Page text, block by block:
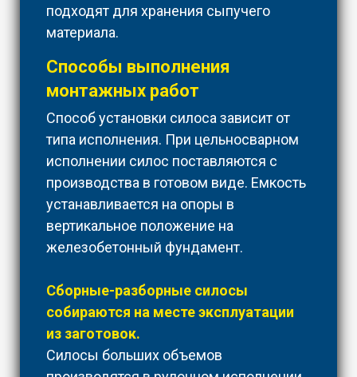
подходят для хранения сыпучего
материала.
Способы выполнения
монтажных работ
Способ установки силоса зависит от
типа исполнения. При цельносварном
исполнении силос поставляются с
производства в готовом виде. Емкость
устанавливается на опоры в
вертикальное положение на
железобетонный фундамент.
Сборные-разборные силосы
собираются на месте эксплуатации
из заготовок.
Силосы больших объемов